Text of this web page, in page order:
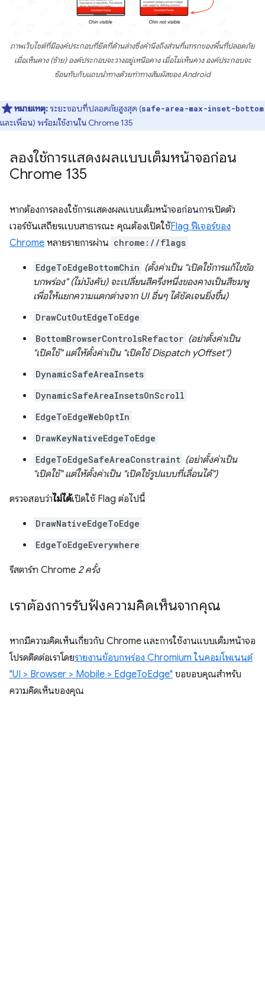
ภาพเว็บไซต์ที่มีองค์ประกอบที่ยึดที่ด้านล่างซึ่งคำนึงถึงส่วนที่แทรกของพื้นที่ปลอดภัย
เมื่อเห็นคาง (ซ้าย) องค์ประกอบจะวางอยู่เหนือคาง เมื่อไม่เห็นคาง องค์ประกอบจะ
ซ้อนทับกับแถบนําทางด้วยท่าทางสัมผัสของ Android
หมายเหตุ:ระยะขอบที่ปลอดภัยสูงสุด (safe-area-max-inset-bottom
และเพื่อน) พร้อมใช้งานใน Chrome 135
ลองใช้การแสดงผลแบบเต็มหน้าจอก่อน
Chrome 135
หากต้องการลองใช้การแสดงผลแบบเต็มหน้าจอก่อนการเปิดตัว
เวอร์ชันเสถียรแบบสาธารณะ คุณต้องเปิดใช้Flag ฟีเจอร์ของ
Chrome หลายรายการผ่าน chrome://flags
EdgeToEdgeBottomChin (ตั้งค่าเป็น "เปิดใช้การแก้ไขข้อ
บกพร่อง" (ไม่บังคับ) จะเปลี่ยนสีครึ่งหนึ่งของคางเป็นสีชมพู
เพื่อให้แยกความแตกต่างจาก UI อื่นๆ ได้ชัดเจนยิ่งขึ้น)
DrawCutOutEdgeToEdge
BottomBrowserControlsRefactor (อย่าตั้งค่าเป็น
"เปิดใช้" แต่ให้ตั้งค่าเป็น "เปิดใช้ Dispatch yOffset")
DynamicSafeAreaInsets
DynamicSafeAreaInsetsOnScroll
EdgeToEdgeWebOptIn
DrawKeyNativeEdgeToEdge
EdgeToEdgeSafeAreaConstraint (อย่าตั้งค่าเป็น
"เปิดใช้" แต่ให้ตั้งค่าเป็น "เปิดใช้รูปแบบที่เลื่อนได้")
ตรวจสอบว่าไม่ได้เปิดใช้ Flag ต่อไปนี้
DrawNativeEdgeToEdge
EdgeToEdgeEverywhere
รีสตาร์ท Chrome 2 ครั้ง
เราต้องการรับฟังความคิดเห็นจากคุณ
หากมีความคิดเห็นเกี่ยวกับ Chrome และการใช้งานแบบเต็มหน้าจอ
โปรดติดต่อเราโดยรายงานข้อบกพร่อง Chromium ในคอมโพเนนต์
"UI > Browser > Mobile > EdgeToEdge" ขอขอบคุณสำหรับ
ความคิดเห็นของคุณ